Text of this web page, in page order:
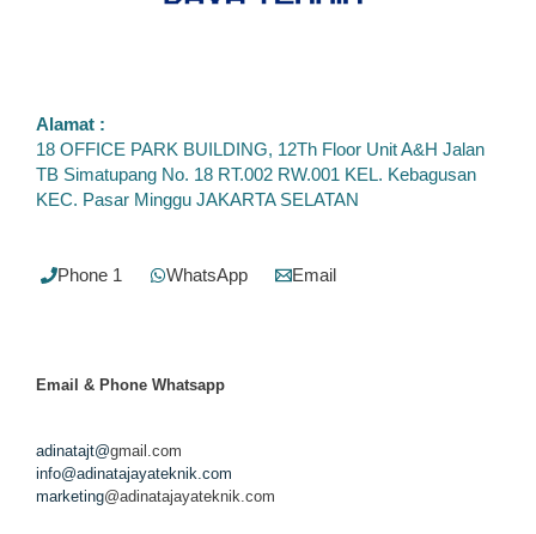
Alamat :
18 OFFICE PARK BUILDING, 12Th Floor Unit A&H Jalan
TB Simatupang No. 18 RT.002 RW.001 KEL. Kebagusan
KEC. Pasar Minggu JAKARTA SELATAN
Phone 1 WhatsApp Email
Email & Phone Whatsapp
adinatajt@gmail.com
info@adinatajayateknik.com
marketing@adinatajayateknik.com